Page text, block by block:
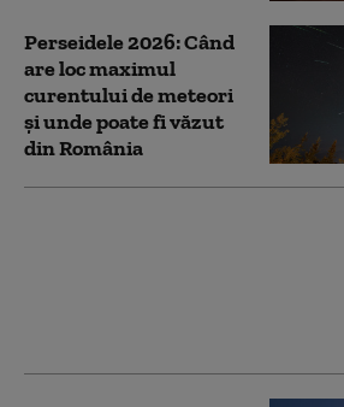
Perseidele 2026: Când
are loc maximul
curentului de meteori
și unde poate fi văzut
din România